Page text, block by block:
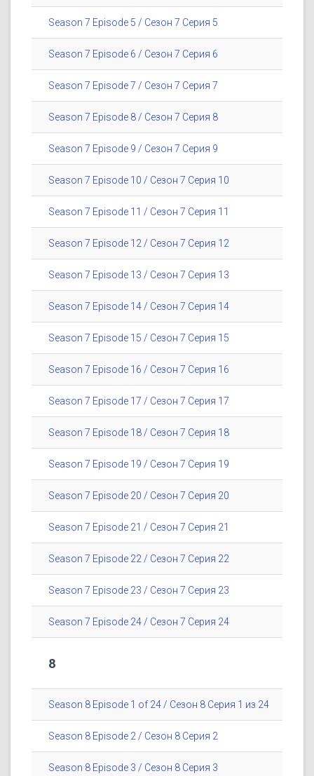
Season 7 Episode 5 / Сезон 7 Серия 5
Season 7 Episode 6 / Сезон 7 Серия 6
Season 7 Episode 7 / Сезон 7 Серия 7
Season 7 Episode 8 / Сезон 7 Серия 8
Season 7 Episode 9 / Сезон 7 Серия 9
Season 7 Episode 10 / Сезон 7 Серия 10
Season 7 Episode 11 / Сезон 7 Серия 11
Season 7 Episode 12 / Сезон 7 Серия 12
Season 7 Episode 13 / Сезон 7 Серия 13
Season 7 Episode 14 / Сезон 7 Серия 14
Season 7 Episode 15 / Сезон 7 Серия 15
Season 7 Episode 16 / Сезон 7 Серия 16
Season 7 Episode 17 / Сезон 7 Серия 17
Season 7 Episode 18 / Сезон 7 Серия 18
Season 7 Episode 19 / Сезон 7 Серия 19
Season 7 Episode 20 / Сезон 7 Серия 20
Season 7 Episode 21 / Сезон 7 Серия 21
Season 7 Episode 22 / Сезон 7 Серия 22
Season 7 Episode 23 / Сезон 7 Серия 23
Season 7 Episode 24 / Сезон 7 Серия 24
8
Season 8 Episode 1 of 24 / Сезон 8 Серия 1 из 24
Season 8 Episode 2 / Сезон 8 Серия 2
Season 8 Episode 3 / Сезон 8 Серия 3